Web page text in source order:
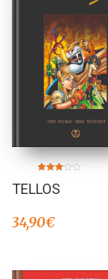
en
3.00
TELLOS
34,90€